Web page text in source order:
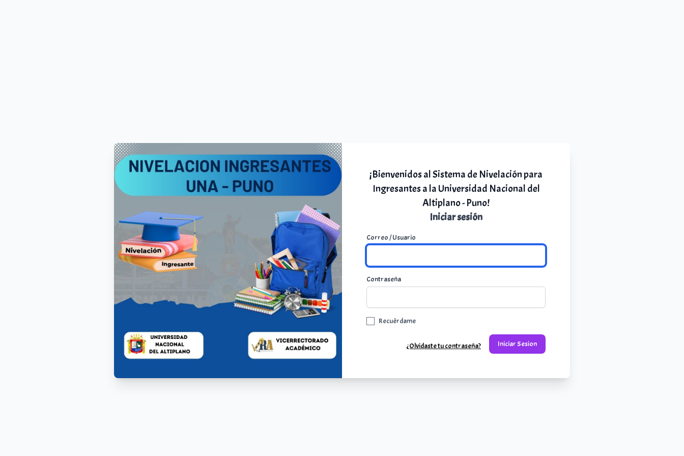
¡Bienvenidos al Sistema de Nivelación para
Ingresantes a la Universidad Nacional del
Altiplano - Puno!
Iniciar sesión
Correo / Usuario
Contraseña
Recuérdame
¿Olvidaste tu contraseña? Iniciar Sesion